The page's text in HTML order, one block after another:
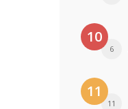
10
6
11
11